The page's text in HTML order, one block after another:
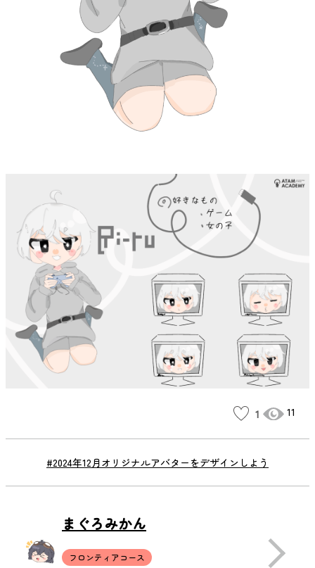
#2024年12月オリジナルアバターをデザインしよう
1 11
まぐろみかん
フロンティアコース